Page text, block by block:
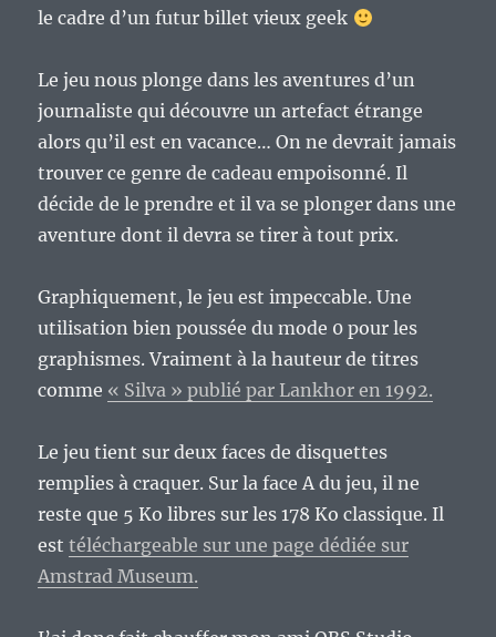
le cadre d’un futur billet vieux geek
Le jeu nous plonge dans les aventures d’un
journaliste qui découvre un artefact étrange
alors qu’il est en vacance… On ne devrait jamais
trouver ce genre de cadeau empoisonné. Il
décide de le prendre et il va se plonger dans une
aventure dont il devra se tirer à tout prix.
Graphiquement, le jeu est impeccable. Une
utilisation bien poussée du mode 0 pour les
graphismes. Vraiment à la hauteur de titres
comme « Silva » publié par Lankhor en 1992.
Le jeu tient sur deux faces de disquettes
remplies à craquer. Sur la face A du jeu, il ne
reste que 5 Ko libres sur les 178 Ko classique. Il
esttéléchargeable sur une page dédiée sur
Amstrad Museum.